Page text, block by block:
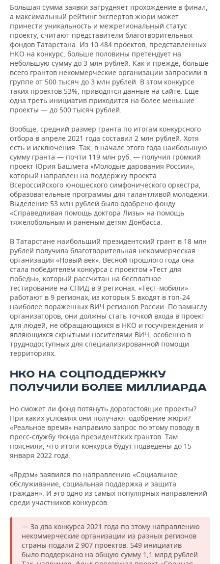
Большая сумма заявки затрудняет прохождение в финал,
а максимальный рейтинг экспертов жюри может
принести уникальность и межрегиональный статус
проекту, считают представители благотворительных
фондов Татарстана. Из 10 484 проектов, представленных
НКО на конкурс, больше половины претендует на
небольшую сумму до 3 млн рублей. Как и прежде, больше
всего грантов некоммерческие организации запросили в
группе от 500 тысяч до 3 млн рублей. В этом конкурсе
таких проектов 53%, приводятся данные на сайте. Еще
одна треть инициатив приходится на более меньшие
проекты — до 500 тысяч рублей.
Вообще, средний размер гранта по итогам конкурсного
отбора в апреле 2021 года составил 2 млн рублей. Хотя
есть и исключения. Так, в начале этого года наибольшую
сумму гранта — почти 119 млн руб. — получил громкий
проект Юрия Башмета «Молодые дарования России»,
который направлен на поддержку проекта
Всероссийского юношеского симфонического оркестра,
образовательные программы для талантливой молодежи.
Выделение 53 млн рублей было одобрено фонду
«Справедливая помощь доктора Лизы» на помощь
тяжелобольным и раненым детям Донбасса.
В Татарстане наибольший президентский грант в 18 млн
рублей получила благотворительная некоммерческая
организация «Новый век». Весной прошлого года она
стала победителем конкурса с проектом «Тест для
победы», который рассчитан на бесплатное
тестирование на СПИД в 9 регионах. «Тест-мобили»
работают в 9 регионах, из которых 5 входят в топ-24
наиболее пораженных ВИЧ регионов России. По замыслу
организаторов, они должны стать точкой входа в проект
для людей, не обращающихся в НКО и госучреждения и
являющихся скрытыми носителями ВИЧ, особенно в
труднодоступных для специализированной помощи
территориях.
НКО НА СОЦПОДДЕРЖКУ
ПОЛУЧИЛИ БОЛЕЕ МИЛЛИАРДА
Но сможет ли фонд потянуть дорогостоящие проекты?
При каких условиях они получают одобрение жюри?
«Реальное время» направило запрос по этому поводу в
пресс-службу Фонда президентских грантов. Там
пояснили, что итоги конкурса будут подведены до 15
января 2022 года.
«Ярдэм» заявился по направлению «Социальное
обслуживание, социальная поддержка и защита
граждан». И это одно из самых популярных направлений
среди участников конкурсов.
— За два конкурса 2021 года по этому направлению
некоммерческие организации из разных регионов
страны подали 2 907 проектов. 549 инициатив
было поддержано на общую сумму 1,1 млрд рублей.